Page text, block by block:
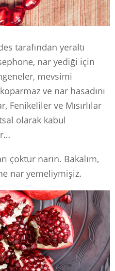
tarafından yeraltı
nar yediği için
mevsimi
ve nar hasadını
Fenikeliler ve Mısırlılar
olarak kabul
çoktur narın. Bakalım,
nar yemeliymişiz.